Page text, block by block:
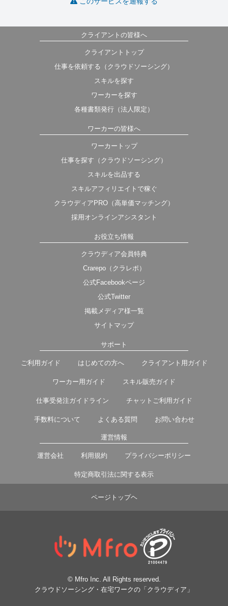
クライアントの皆様へ
クライアントトップ
仕事を依頼する（クラウドソーシング）
スキルを探す
ワーカーを探す
各種書類発行（法人限定）
ワーカーの皆様へ
ワーカートップ
仕事を探す（クラウドソーシング）
スキルを出品する
スキルアフィリエイトで稼ぐ
クラウディアPRO（高単価マッチング）
採用オンラインアシスタント
お役立ち情報
クラウディア会員特典
Crarepo（クラレポ）
公式Facebookページ
公式Twitter
掲載メディア様一覧
サイトマップ
サポート
ご利用ガイド はじめての方へ クライアント用ガイド
ワーカー用ガイド スキル販売ガイド
仕事受発注ガイドライン チャットご利用ガイド
手数料について よくある質問 お問い合わせ
運営情報
運営会社 利用規約 プライバシーポリシー
特定商取引法に関する表示
ページトップヘ
© Mfro Inc. All Rights reserved.
クラウドソーシング・在宅ワークの「クラウディア」